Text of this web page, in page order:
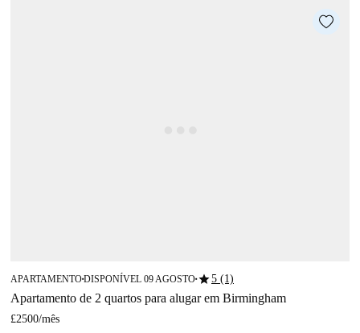
APARTAMENTO■DISPONÍVEL 09 AGOSTO■star5 (1)
Apartamento de 2 quartos para alugar em Birmingham
£2500/mês